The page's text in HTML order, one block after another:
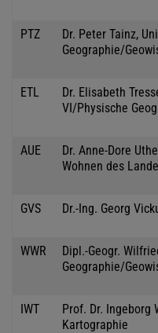
PTZ
Dr. Peter Tainz,
Geographie/
ETL
Dr. Elisabeth
VI/Physische
AUE
Dr. Anne-Dore
Wohnen des
GVS Dr.-Ing. Georg
WWR
Dipl.-Geogr.
Geographie/
IWT
Prof. Dr. Ingeborg
Kartographie